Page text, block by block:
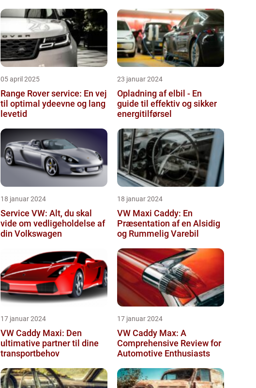
05 april 2025
Range Rover service: En vej
til optimal ydeevne og lang
levetid
23 januar 2024
Opladning af elbil - En
guide til effektiv og sikker
energitilførsel
18 januar 2024
Service VW: Alt, du skal
vide om vedligeholdelse af
din Volkswagen
18 januar 2024
VW Maxi Caddy: En
Præsentation af en Alsidig
og Rummelig Varebil
17 januar 2024
VW Caddy Maxi: Den
ultimative partner til dine
transportbehov
17 januar 2024
VW Caddy Max: A
Comprehensive Review for
Automotive Enthusiasts